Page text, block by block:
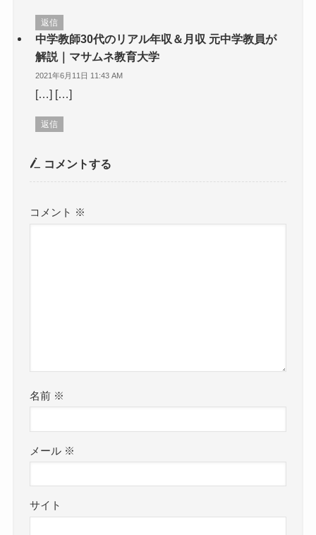
返信
中学教師30代のリアル年収＆月収 元中学教員が
解説｜マサムネ教育大学
2021年6月11日 11:43 AM
[…] […]
返信
コメントする
コメント ※
名前 ※
メール ※
サイト